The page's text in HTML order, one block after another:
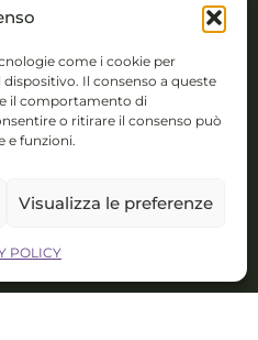
come i cookie per
Il consenso a queste
il comportamento di
o ritirare il consenso può
e funzioni.
Visualizza le preferenze
POLICY